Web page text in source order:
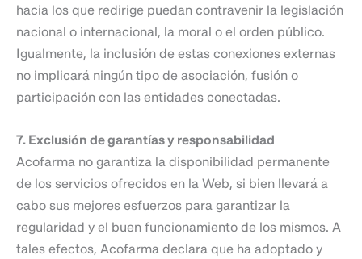
hacia los que redirige puedan contravenir la legislación
nacional o internacional, la moral o el orden público.
Igualmente, la inclusión de estas conexiones externas
no implicará ningún tipo de asociación, fusión o
participación con las entidades conectadas.
7. Exclusión de garantías y responsabilidad
Acofarma no garantiza la disponibilidad permanente
de los servicios ofrecidos en la Web, si bien llevará a
cabo sus mejores esfuerzos para garantizar la
regularidad y el buen funcionamiento de los mismos. A
tales efectos, Acofarma declara que ha adoptado y